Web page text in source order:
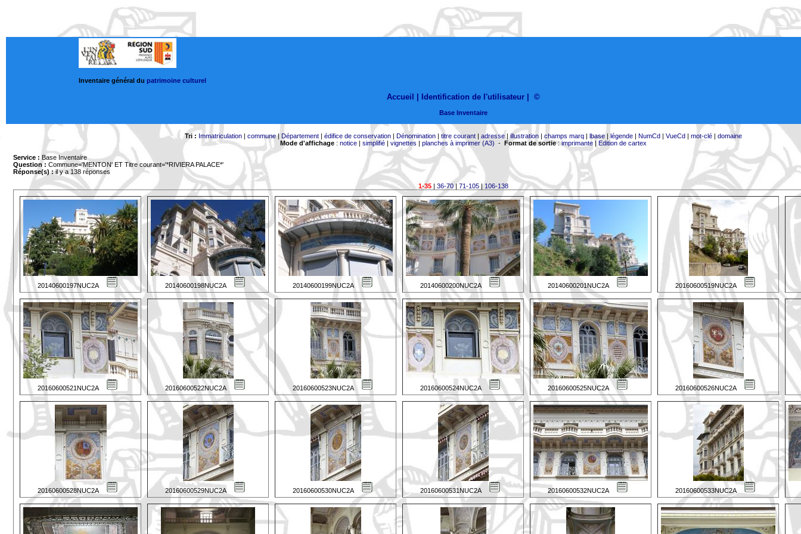
Inventaire général du patrimoine culturel
Accueil | Identification de l'utilisateur ©
Base Inventaire
Tri : Immatriculation| commune| Département| édifice de conservation| Dénomination| titre courant| adresse|illustration| champs marq| lbase| légende| NumCd| VueCd| mot-clé| domaine
Mode d'affichage: notice| simplifié| vignettes | planches à imprimer (A3) - Format de sortie:imprimante| Edition de cartex
Service : Base Inventaire
Question : Commune='MENTON' ET Titre courant='*RIVIERA PALACE*'
Réponse(s) :il y a 138 réponses
1-35| 36-70| 71-105|106-138
20140600197NUC2A 20140600198NUC2A 20140600199NUC2A 20140600200NUC2A 20140600201NUC2A 20160600519NUC2A
20160600521NUC2A 20160600522NUC2A 20160600523NUC2A 20160600524NUC2A 20160600525NUC2A 20160600526NUC2A
20160600528NUC2A 20160600529NUC2A 20160600530NUC2A 20160600531NUC2A 20160600532NUC2A 20160600533NUC2A